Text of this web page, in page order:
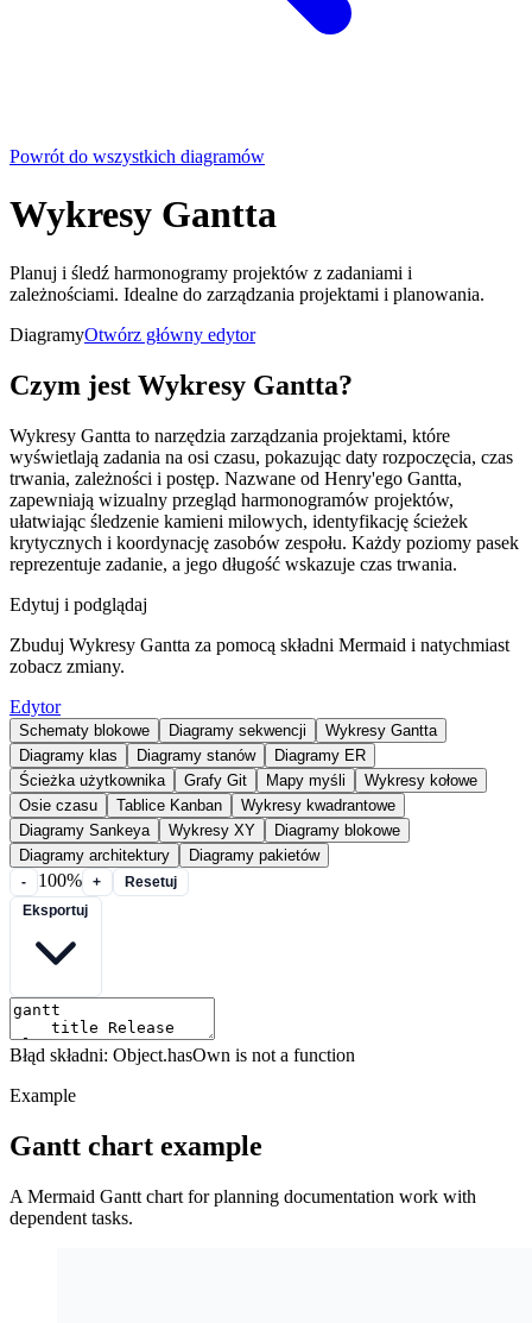
Powrót do wszystkich diagramów
Wykresy Gantta
Planuj i śledź harmonogramy projektów z zadaniami i
zależnościami. Idealne do zarządzania projektami i planowania.
DiagramyOtwórz główny edytor
Czym jest Wykresy Gantta?
Wykresy Gantta to narzędzia zarządzania projektami, które
wyświetlają zadania na osi czasu, pokazując daty rozpoczęcia, czas
trwania, zależności i postęp. Nazwane od Henry'ego Gantta,
zapewniają wizualny przegląd harmonogramów projektów,
ułatwiając śledzenie kamieni milowych, identyfikację ścieżek
krytycznych i koordynację zasobów zespołu. Każdy poziomy pasek
reprezentuje zadanie, a jego długość wskazuje czas trwania.
Edytuj i podglądaj
Zbuduj Wykresy Gantta za pomocą składni Mermaid i natychmiast
zobacz zmiany.
Edytor
Schematy blokowe Diagramy sekwencji
Wykresy Gantta
Diagramy klas
Diagramy stanów
Diagramy ER
Ścieżka użytkownika
Grafy Git Mapy myśli
Wykresy kołowe
Osie czasu
Tablice Kanban
Wykresy kwadrantowe
Diagramy Sankeya
Wykresy XY
Diagramy blokowe
Diagramy architektury
Diagramy pakietów
- 100% +
Resetuj
Błąd składni: Object.hasOwn is not a function
Example
Gantt chart example
A Mermaid Gantt chart for planning documentation work with
dependent tasks.